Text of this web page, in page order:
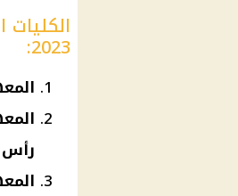
2023:
رأس